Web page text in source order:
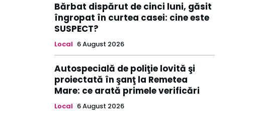
Bărbat dispărut de cinci luni, găsit
îngropat în curtea casei: cine este
SUSPECT?
Local 6 August 2026
Autospecială de poliţie lovită şi
proiectată în şanţ la Remetea
Mare: ce arată primele verificări
Local 6 August 2026